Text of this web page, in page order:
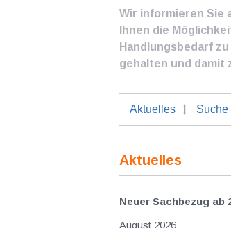
Wir informieren Sie
Ihnen die
Handlungsbedarf
gehalten und damit
Aktuelles Suche
Aktuelles
Neuer Sachbezug ab
August 2026